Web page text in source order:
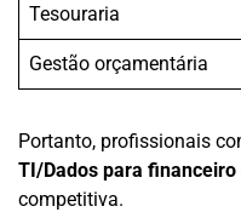
Tesouraria
Gestão orçamentária
Portanto, profissionais
TI/Dados para financeiro
competitiva.